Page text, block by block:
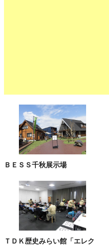
ＢＥＳＳ千秋展示場
ＴＤＫ歴史みらい館「エレク